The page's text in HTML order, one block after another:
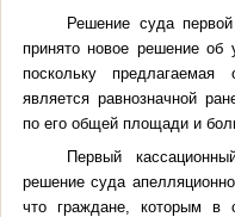
Решение суда
принято новое решение об
поскольку
предлагаемая
является равнозначной
по его общей площади и
Первый
решение суда
что граждане, которым в